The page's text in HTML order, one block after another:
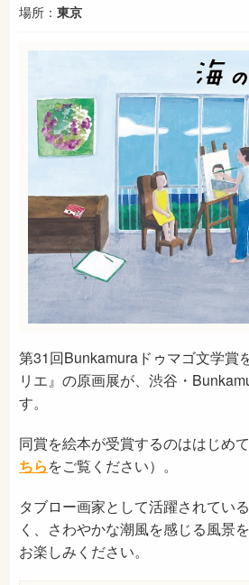
場所： 東京
第31回Bunkamuraドゥマゴ文学賞
リエ』の原画展が、渋谷・
す。
同賞を絵本が受賞するのははじめ
ちらをご覧ください）。
タブロー画家として活躍されてい
く、さわやかな潮風を感じる風景
お楽しみください。